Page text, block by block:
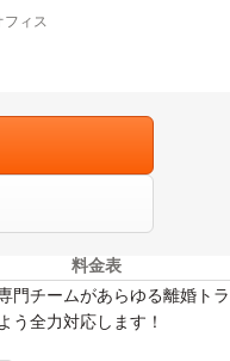
ィス
料金表
門チームがあらゆる離婚トラ
う全力対応します！